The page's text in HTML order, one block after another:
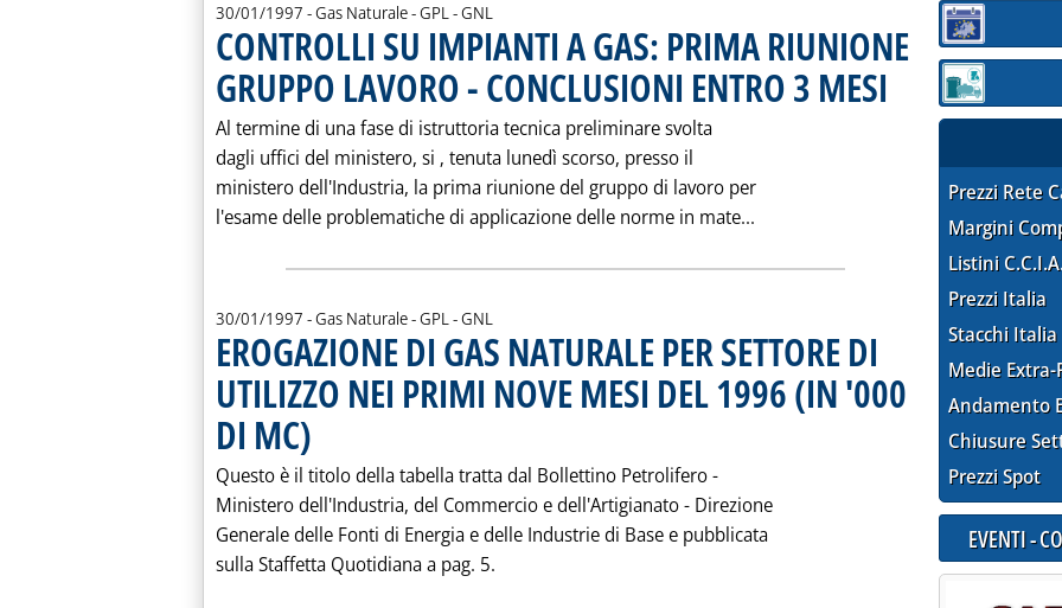
30/01/1997 - Gas Naturale - GPL - GNL
CONTROLLI SU IMPIANTI A GAS: PRIMA RIUNIONE
GRUPPO LAVORO - CONCLUSIONI ENTRO 3 MESI . Pubblicata giovedì 30
Al termine di una fase di istruttoria tecnica preliminare svolta
dagli uffici del ministero, si ‚ tenuta lunedì scorso, presso il
ministero dell'Industria, la prima riunione del gruppo di lavoro per
l'esame delle problematiche di applicazione delle norme in mate... Leggi tutta la notizia: 'CONTROLLI
30/01/1997 - Gas Naturale - GPL - GNL
EROGAZIONE DI GAS NATURALE PER SETTORE DI
UTILIZZO NEI PRIMI NOVE MESI DEL 1996 (IN '000
DI MC)
Questo è il titolo della tabella tratta dal Bollettino Petrolifero -
Ministero dell'Industria, del Commercio e dell'Artigianato - Direzione
Generale delle Fonti di Energia e delle Industrie di Base e pubblicata
sulla Staffetta Quotidiana a pag. 5.
Sezione:
Sezione:
Prezzi Rete
Margini
Listini
Prezzi Italia
Stacchi Italia
Medie Extra-
Andamento
Chiusure
Prezzi Spot
EVENTI -